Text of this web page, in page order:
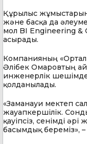
Құрылыс
және басқа да
мол BI Engineering &
асырады.
Компанияның
Әлібек Омаровтың
инженерлік
қолданылады.
«Заманауи мектеп
жауапкершілік.
қауіпсіз, сенімді
басымдық береміз», –